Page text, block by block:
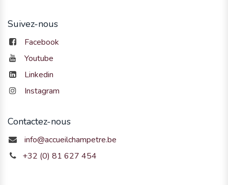
Suivez-nous
Facebook
Youtube
Linkedin
Instagram
Contactez-nous
info@accueilchampetre.be
+32 (0) 81 627 454